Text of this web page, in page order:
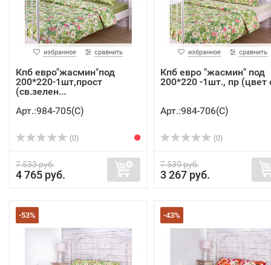
избранное сравнить
Кпб евро"жасмин"под
200*220-1шт,прост
(св.зелен...
Арт.:984-705(C)
(0)
7 533 руб.
4 765 руб.
избранное сравнить
Кпб евро "жасмин" под
200*220 -1шт., пр (цвет
Арт.:984-706(C)
(0)
7 539 руб.
3 267 руб.
-53% -43%